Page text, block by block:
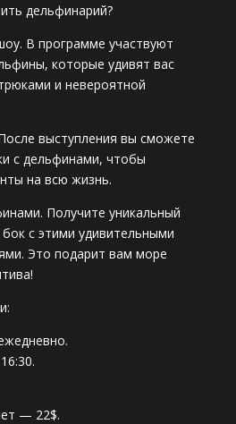
дельфинарий?
В программе участвуют
которые удивят вас
и невероятной
выступления вы сможете
с дельфинами, чтобы
на всю жизнь.
Получите уникальный
с этими удивительными
Это подарит вам море
— 22$.